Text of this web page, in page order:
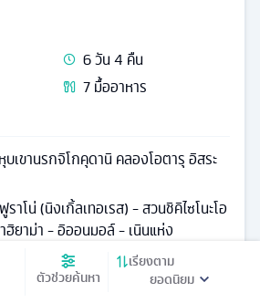
ตัวช่วยค้นหา
เรียงตาม
6วัน4 คืน
7มื้ออาหาร
เขานรกจิโกคุดานิ คลองโอตารุ อิสระ
าโน่ (นิงเกิ้ลเทอเรส) - สวนชิคิไซโนะโอ
ฮิยาม่า - อิออนมอล์ - เนินแห่ง
ขาเดือดจิโกะคุดานิ - โรงงานช็อคโกแล
ะ)
37,999 ดูรายละเอียด